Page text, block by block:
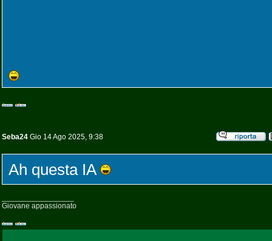
Seba24 Gio 14 Ago 2025, 9:38
Ah questa IA
Giovane appassionato